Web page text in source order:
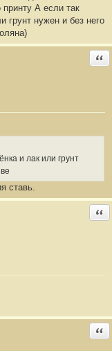
А если так
грунт нужен и без него
и лак или грунт
ставь.